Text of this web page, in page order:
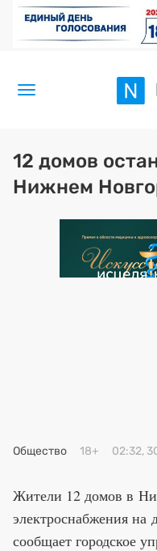
12 домов
Нижнем
Общество 18+ 02:32,
Жители 12 домов в
электроснабжения
сообщает городское